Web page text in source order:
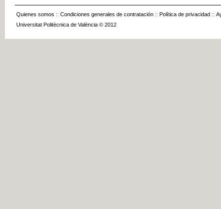
Quienes somos :: Condiciones generales de contratación :: Política de privacidad ::
Universitat Politècnica de València © 2012